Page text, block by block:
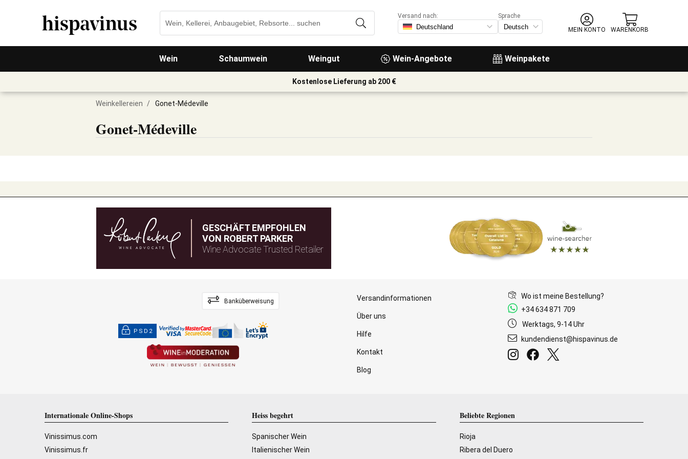
Wein Schaumwein Weingut Wein-Angebote Weinpakete
Versand nach:
Sprache
MEIN KONTO
WARENKORB
Kostenlose Lieferung ab 200 €
Weinkellereien / Gonet-Médeville
Gonet-Médeville
GESCHÄFT EMPFOHLEN
VON ROBERT PARKER
Wine Advocate Trusted Retailer
Banküberweisung
PSD2
Versandinformationen
Über uns
Hilfe
Kontakt
Blog
Wo ist meine Bestellung?
+34 634 871 709
Werktags, 9-14 Uhr
kundendienst@hispavinus.de
Internationale Online-Shops
Vinissimus.com
Vinissimus.fr
Heiss begehrt
Spanischer Wein
Italienischer Wein
Beliebte Regionen
Rioja
Ribera del Duero